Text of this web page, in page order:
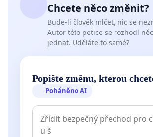
Chcete něco změnit?
Bude-li člověk mlčet, nic se
Autor této petice se rozhodl
jednat. Uděláte to samé?
Popište změnu, kterou
Poháněno AI